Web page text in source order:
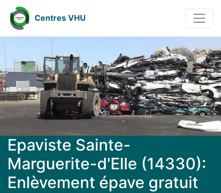
Centres VHU
Epaviste Sainte-
Marguerite-d'Elle (14330):
Enlèvement épave gratuit